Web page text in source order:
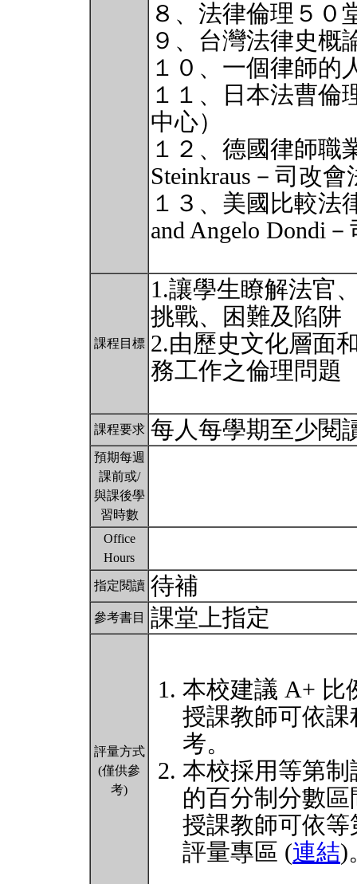
８、法律倫理５０
９、台灣法律史概
１０、一個律師的
１１、日本法曹倫
中心）
１２、德國律師職
Steinkraus－司改
１３、美國比較法
and Angelo Dondi
課程目標
1.讓學生瞭解法官
挑戰、困難及陷阱
2.由歷史文化層面
務工作之倫理問題
課程要求 每人每學期至少閱
預期每週
課前或/
與課後學
習時數
Office
Hours
指定閱讀 待補
參考書目 課堂上指定
評量方式
(僅供參
考)
本校建議 A+ 比
授課教師可依
考。
本校採用等第
的百分制分數
授課教師可依
評量專區 (連結)